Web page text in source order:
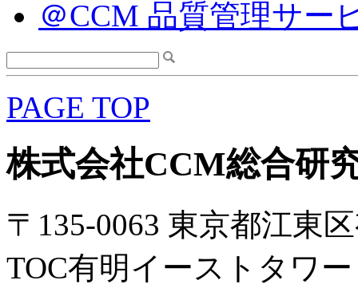
＠CCM 品質管理サー
PAGE TOP
株式会社CCM総合研
〒135-0063 東京都江東
TOC有明イーストタワ